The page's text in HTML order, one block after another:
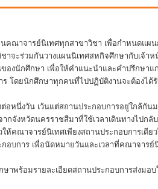
คณาจารย์นิเทศทุกสาขาวิชา เพื่อกำหนดแผน
าจะร่วมกันวางแผนนิเทศสหกิจศึกษากับเจ้า
องนักศึกษา เพื่อให้คำแนะนำและคำปรึกษาแ
โดยนักศึกษาทุกคนที่ไปปฏิบัติงานจะต้องได้รั
อหนึ่งวัน เว้นแต่สถานประกอบการอยู่ใกล้กัน
จังหวัดนครราชสีมาที่ใช้เวลาเดินทางไปกลั
ห้คณาจารย์นิเทศเพียงสถานประกอบการเดีย
อบการ เพื่อนัดหมายวันและเวลาที่คณาจารย์
าพร้อมรายละเอียดสถานประกอบการส่งมอ